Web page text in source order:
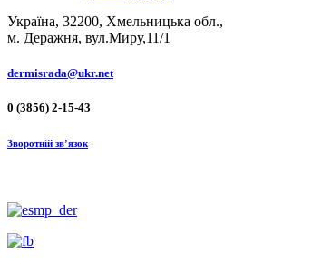
Україна, 32200, Хмельницька обл.,
м. Деражня, вул.Миру,11/1
dermisrada@ukr.net
0 (3856) 2-15-43
Зворотній зв’язок